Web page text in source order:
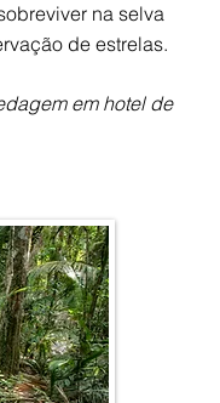
na selva
de estrelas.
em hotel de